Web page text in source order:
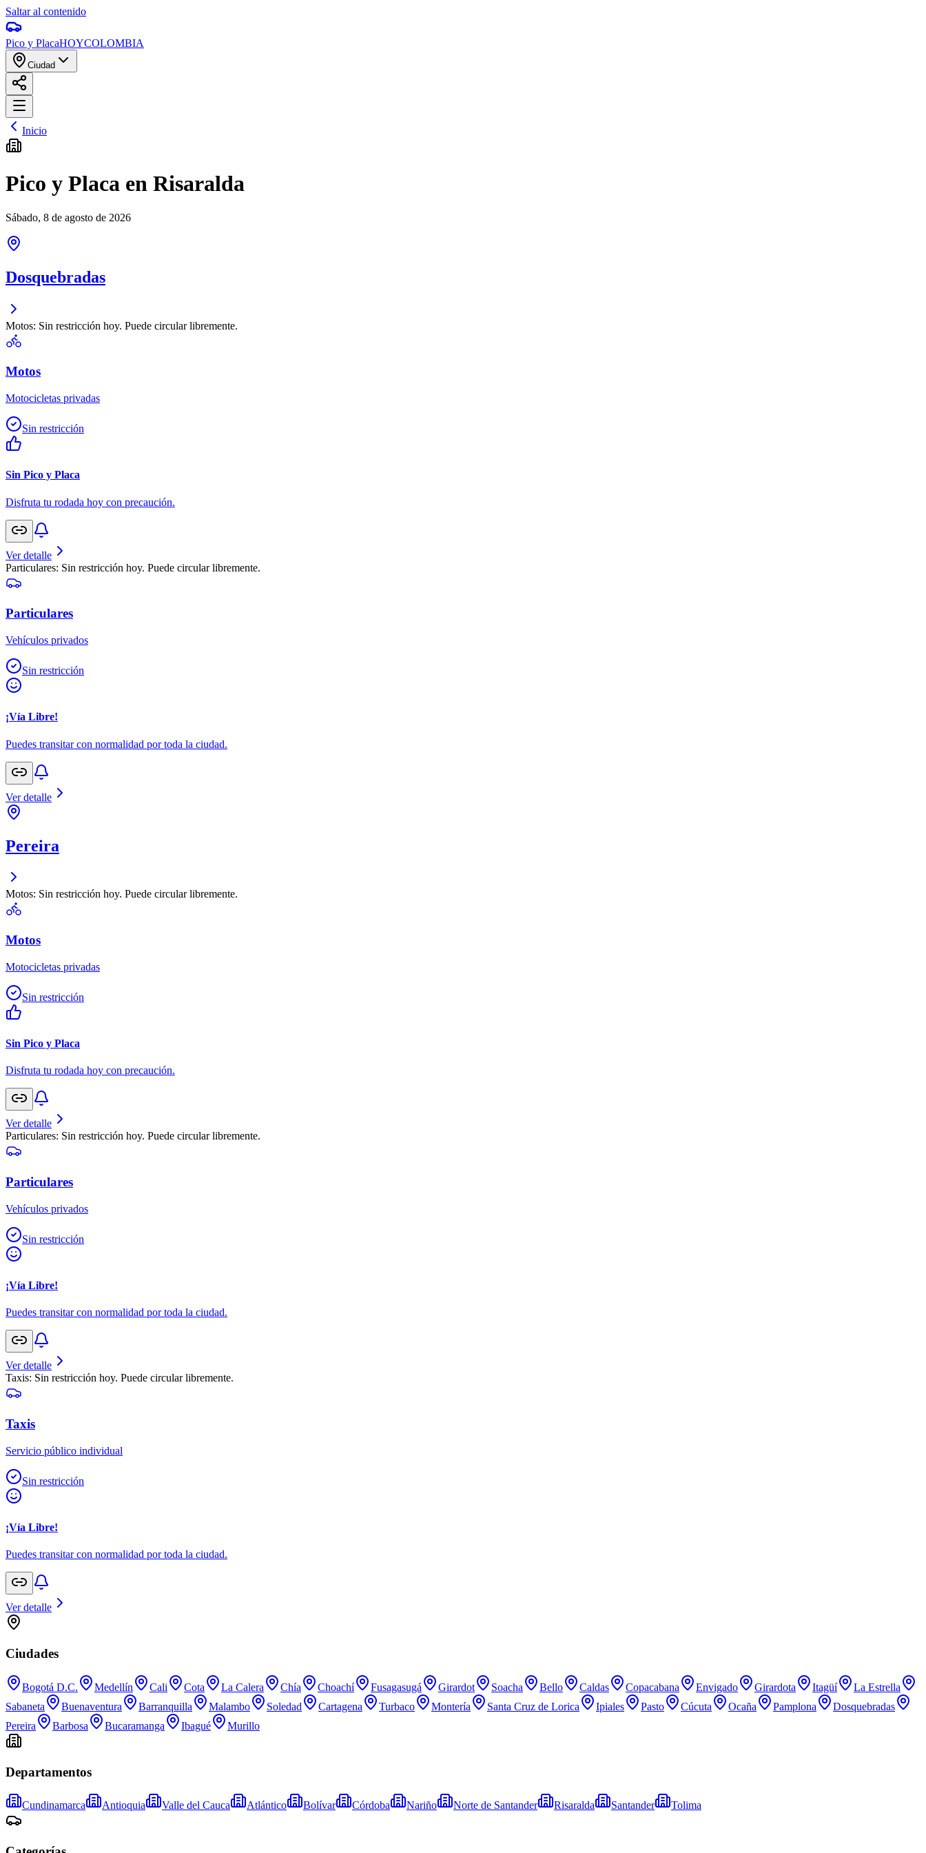
Saltar al contenido
Pico y PlacaHOYCOLOMBIA
Ciudad
Inicio
Pico y Placa en Risaralda
Sábado, 8 de agosto de 2026
Dosquebradas
Motos: Sin restricción hoy. Puede circular libremente.
Motos
Motocicletas privadas
Sin restricción
Sin Pico y Placa
Disfruta tu rodada hoy con precaución.
Ver detalle
Particulares: Sin restricción hoy. Puede circular libremente.
Particulares
Vehículos privados
Sin restricción
¡Vía Libre!
Puedes transitar con normalidad por toda la ciudad.
Ver detalle
Pereira
Motos: Sin restricción hoy. Puede circular libremente.
Motos
Motocicletas privadas
Sin restricción
Sin Pico y Placa
Disfruta tu rodada hoy con precaución.
Ver detalle
Particulares: Sin restricción hoy. Puede circular libremente.
Particulares
Vehículos privados
Sin restricción
¡Vía Libre!
Puedes transitar con normalidad por toda la ciudad.
Ver detalle
Taxis: Sin restricción hoy. Puede circular libremente.
Taxis
Servicio público individual
Sin restricción
¡Vía Libre!
Puedes transitar con normalidad por toda la ciudad.
Ver detalle
Ciudades
Bogotá D.C. Medellín Cali Cota La Calera Chía Choachí Fusagasugá Girardot Soacha Bello Caldas Copacabana Envigado Girardota Itagüí
La Estrella
Sabaneta
Buenaventura Barranquilla Malambo Soledad Cartagena Turbaco Montería Santa Cruz de Lorica Ipiales Pasto Cúcuta Ocaña Pamplona
Dosquebradas
Pereira
Barbosa Bucaramanga Ibagué Murillo
Departamentos
Cundinamarca Antioquia Valle del Cauca Atlántico Bolívar Córdoba Nariño Norte de Santander Risaralda Santander Tolima